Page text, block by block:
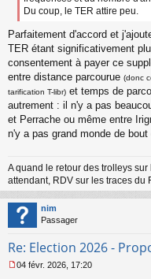
n
o
n
l
u
Du coup, le TER attire peu.
Parfaitement d'accord et
TER étant significativement
consentement à payer ce
entre distance parcourue (donc
tarification T-libr) et temps de
autrement : il n'y a pas
et Perrache ou même entre
n'y a pas grand monde de
A quand le retour des trolleys
attendant, RDV sur les traces du
nim
Passager
Re: Election 2026 -
04 févr. 2026, 17:20